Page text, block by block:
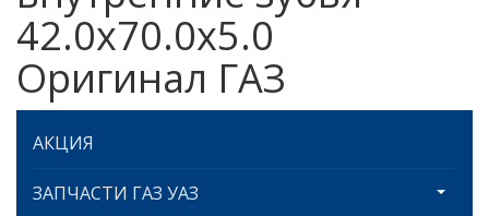
42.0х70.0х5.0
Оригинал ГАЗ
АКЦИЯ
ЗАПЧАСТИ ГАЗ УАЗ